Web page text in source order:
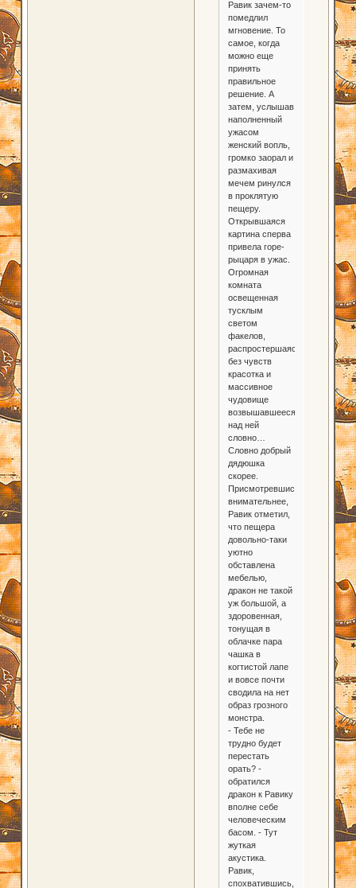
Равик зачем-то
помедлил
мгновение. То
самое, когда
можно еще
принять
правильное
решение. А
затем, услышав
наполненный
ужасом
женский вопль,
громко заорал и
размахивая
мечем ринулся
в проклятую
пещеру.
Открывшаяся
картина сперва
привела горе-
рыцаря в ужас.
Огромная
комната
освещенная
тусклым
светом
факелов,
распростершаяся
без чувств
красотка и
массивное
чудовище
возвышавшееся
над ней
словно…
Словно добрый
дядюшка
скорее.
Присмотревшись
внимательнее,
Равик отметил,
что пещера
довольно-таки
уютно
обставлена
мебелью,
дракон не такой
уж большой, а
здоровенная,
тонущая в
облачке пара
чашка в
когтистой лапе
и вовсе почти
сводила на нет
образ грозного
монстра.
- Тебе не
трудно будет
перестать
орать? -
обратился
дракон к Равику
вполне себе
человеческим
басом. - Тут
жуткая
акустика.
Равик,
спохватившись,